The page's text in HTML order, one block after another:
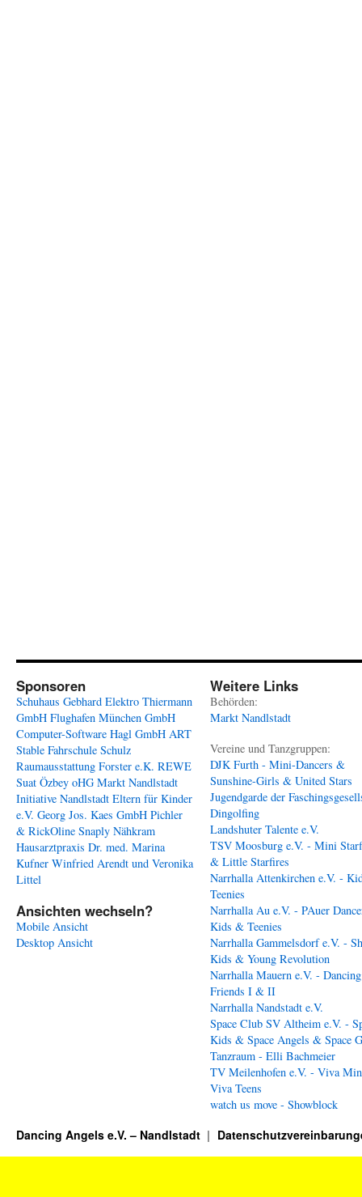
Sponsoren
Schuhaus Gebhard Elektro Thiermann
GmbH Flughafen München GmbH
Computer-Software Hagl GmbH ART
Stable Fahrschule Schulz
Raumausstattung Forster e.K. REWE
Suat Özbey oHG Markt Nandlstadt
Initiative Nandlstadt Eltern für Kinder
e.V. Georg Jos. Kaes GmbH Pichler
& RickOline Snaply Nähkram
Hausarztpraxis Dr. med. Marina
Kufner Winfried Arendt und Veronika
Littel
Ansichten wechseln?
Mobile Ansicht
Desktop Ansicht
Weitere Links
Behörden:
Markt Nandlstadt
Vereine und Tanzgruppen:
DJK Furth - Mini-Dancers &
Sunshine-Girls & United Stars
Jugendgarde der
Dingolfing
Landshuter Talente e.V.
TSV Moosburg e.V. - Mini
& Little Starfires
Narrhalla Attenkirchen e.V. -
Teenies
Narrhalla Au e.V. - PAuer
Kids & Teenies
Narrhalla Gammelsdorf e.V. -
Kids & Young Revolution
Narrhalla Mauern e.V. - Dancing
Friends I & II
Narrhalla Nandstadt e.V.
Space Club SV Altheim e.V. -
Kids & Space Angels & Space
Tanzraum - Elli Bachmeier
TV Meilenhofen e.V. - Viva
Viva Teens
watch us move - Showblock
Dancing Angels e.V. – Nandlstadt